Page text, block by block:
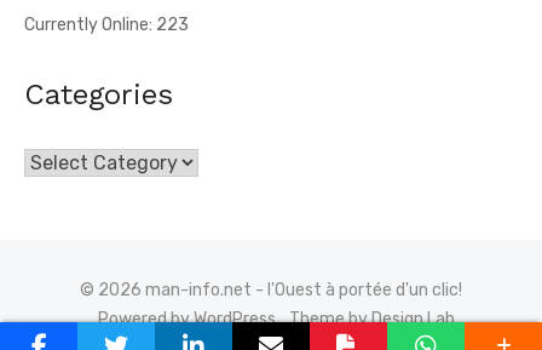
Currently Online: 223
Categories
Categories
© 2026 man-info.net - l'Ouest à portée d'un clic!
Powered by WordPress
Theme by Design Lab